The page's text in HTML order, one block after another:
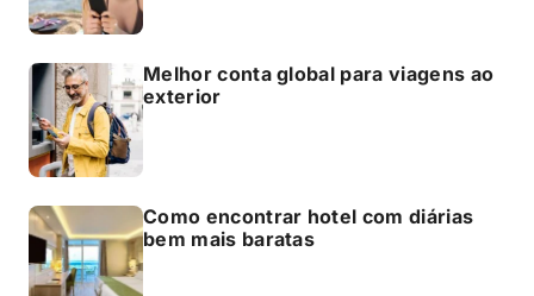
Melhor conta global para viagens ao
exterior
Como encontrar hotel com diárias
bem mais baratas